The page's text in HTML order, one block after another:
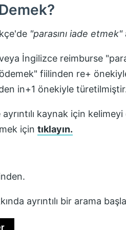
"parasını iade etmek"
İngilizce reimburse
fiilinden re+
in+1 önekiyle
kaynak için
için tıklayın.
ayrıntılı bir arama